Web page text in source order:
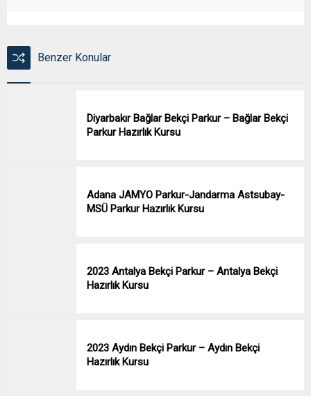
Benzer Konular
Diyarbakır Bağlar Bekçi Parkur – Bağlar Bekçi
Parkur Hazırlık Kursu
Adana JAMYO Parkur-Jandarma Astsubay-
MSÜ Parkur Hazırlık Kursu
2023 Antalya Bekçi Parkur – Antalya Bekçi
Hazırlık Kursu
2023 Aydın Bekçi Parkur – Aydın Bekçi
Hazırlık Kursu